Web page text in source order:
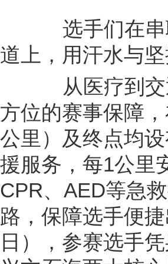
选手们在串
道上，用汗水与
从医疗到交
方位的赛事保障
公里）及终点均
援服务，每1公里
CPR、AED等急
路，保障选手便
日），参赛选手